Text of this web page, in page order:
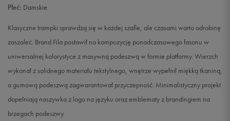
39,5 Powiadom o dostępności
40
Powiadom o dostępności
Płeć: Damskie
Klasyczne trampki sprawdzą się w każdej szafie, ale czasami warto odrobinę
zaszaleć. Brand Fila postawił na kompozycję ponadczasowego fasonu w
uniwersalnej kolorystyce z masywną podeszwą w formie platformy. Wierzch
wykonał z solidnego materiału tekstylnego, wnętrze wypełnił miękką tkaniną,
a gumową podeszwą zagwarantował przyczepność. Minimalistyczny projekt
dopełniają naszywka z logo na języku oraz emblematy z brandingiem na
brzegach podeszwy.